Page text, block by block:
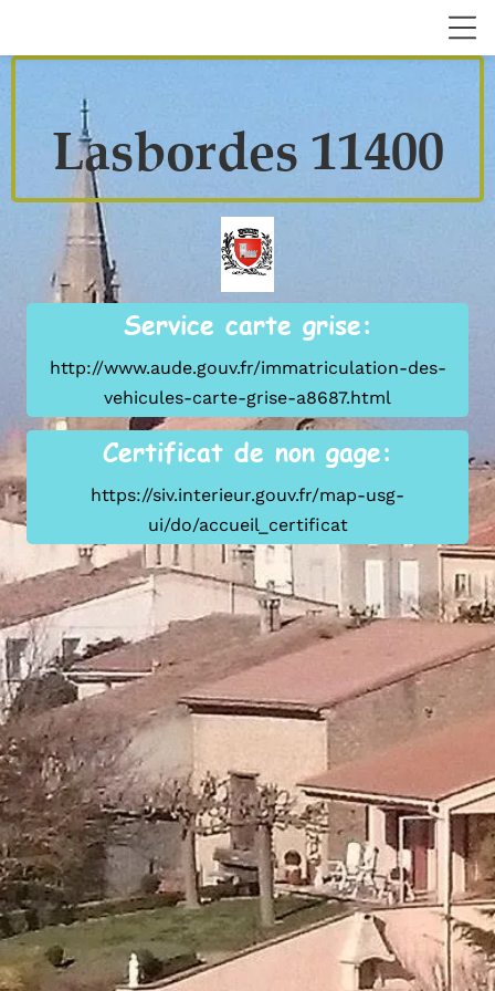
Lasbordes 11400
Service carte grise:
http://www.aude.gouv.fr/immatriculation-des-
vehicules-carte-grise-a8687.html
Certificat de non gage:
https://siv.interieur.gouv.fr/map-usg-
ui/do/accueil_certificat